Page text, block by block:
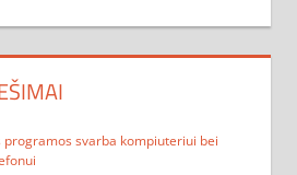
programos svarba kompiuteriui bei